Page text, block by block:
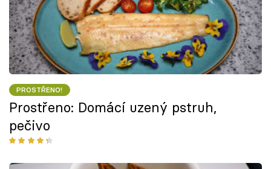
PROSTŘENO!
Prostřeno: Domácí uzený pstruh,
pečivo